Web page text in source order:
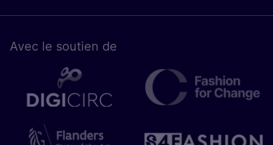
Avec le sou­tien de